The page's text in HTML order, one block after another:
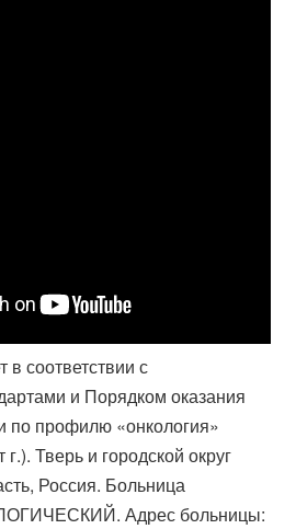
соответствии с
и Порядком оказания
по профилю «онкология»
Тверь и городской округ
Россия. Больница
Адрес больницы: